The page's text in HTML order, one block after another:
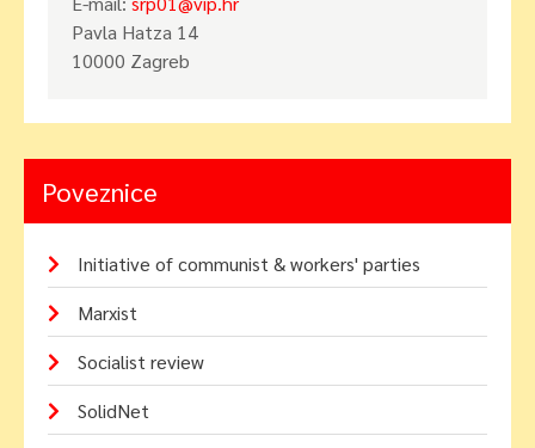
Pavla Hatza 14
10000 Zagreb
Poveznice
Initiative of communist & workers' parties
Marxist
Socialist review
SolidNet